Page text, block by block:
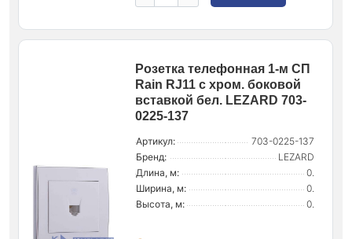
Розетка телефонная 1-м СП
Rain RJ11 с хром. боковой
вставкой бел. LEZARD 703-
0225-137
Артикул:
703-0225-137
Бренд:
LEZARD
Длина, м:
0.
Ширина, м:
0.
Высота, м:
0.